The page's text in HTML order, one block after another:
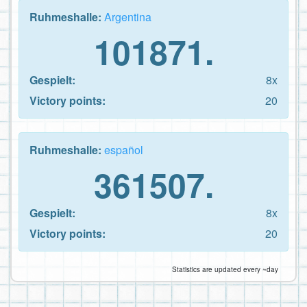
Ruhmeshalle: Argentina
101871.
Gespielt:
8x
Victory points:
20
Ruhmeshalle: español
361507.
Gespielt:
8x
Victory points:
20
Statistics are updated every ~day